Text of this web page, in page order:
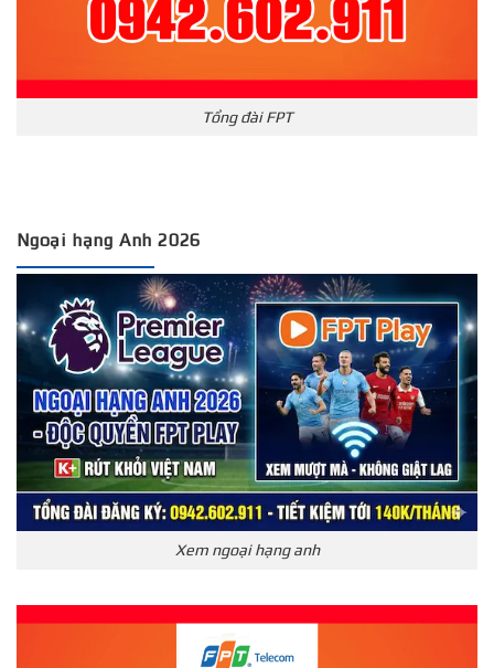
Tổng đài FPT
Ngoại hạng Anh 2026
Xem ngoại hạng anh